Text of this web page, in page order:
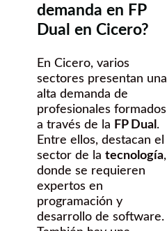
demanda en FP
Dual en Cicero?
En Cicero, varios
sectores presentan una
alta demanda de
profesionales formados
a través de la FP Dual .
Entre ellos, destacan el
sector de la tecnología,
donde se requieren
expertos en
programación y
desarrollo de software.